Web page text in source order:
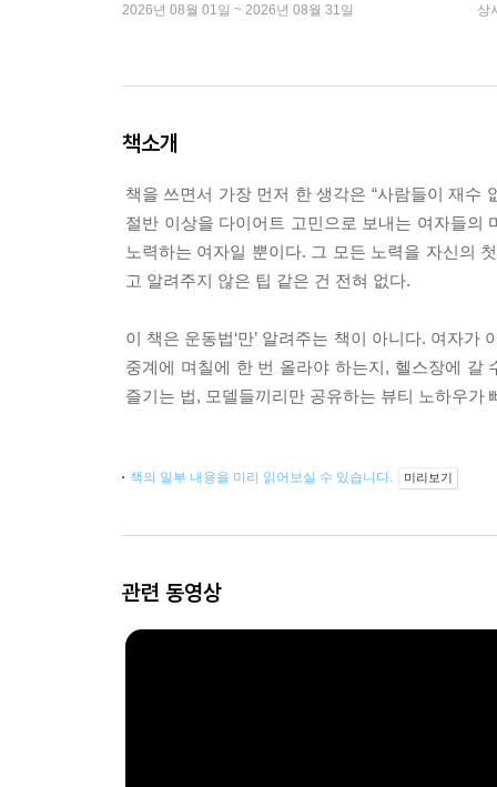
2026년 08월 01일 ~ 2026년 08월 31일 상
책소개
책을 쓰면서 가장 먼저 한 생각은 “사람들이 재수
절반 이상을 다이어트 고민으로 보내는 여자들의
노력하는 여자일 뿐이다. 그 모든 노력을 자신의
고 알려주지 않은 팁 같은 건 전혀 없다.
이 책은 운동법‘만’ 알려주는 책이 아니다. 여자
중계에 며칠에 한 번 올라야 하는지, 헬스장에 갈
즐기는 법, 모델들끼리만 공유하는 뷰티 노하우가
책의 일부 내용을 미리 읽어보실 수 있습니다. 미리보기
관련 동영상